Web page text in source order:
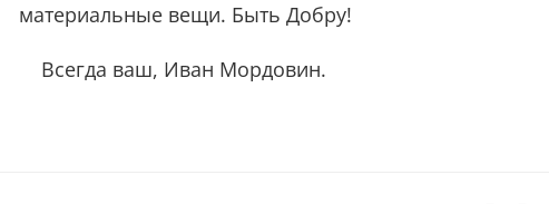
материальные вещи. Быть Добру!
Всегда ваш, Иван Мордовин.